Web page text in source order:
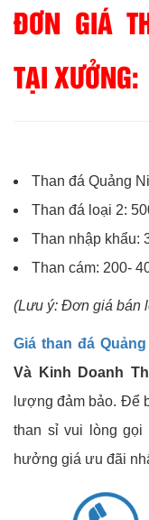
ĐƠN GIÁ
TẠI XƯỞNG:
Than đá Quảng
Than đá loại 2:
Than nhập khẩu:
Than cám: 200-
(Lưu ý: Đơn giá bán
Giá than đá
Và Kinh Doanh
lượng đảm bảo. Để
than sỉ vui lòng gọi
hưởng giá ưu đãi